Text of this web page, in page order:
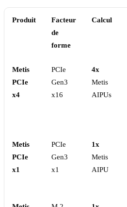
Produit
Facteur
de
forme
Calcul
Metis
PCIe
x4
PCIe
Gen3
x16
4x
Metis
AIPUs
Metis
PCIe
x1
PCIe
Gen3
x1
1x
Metis
AIPU